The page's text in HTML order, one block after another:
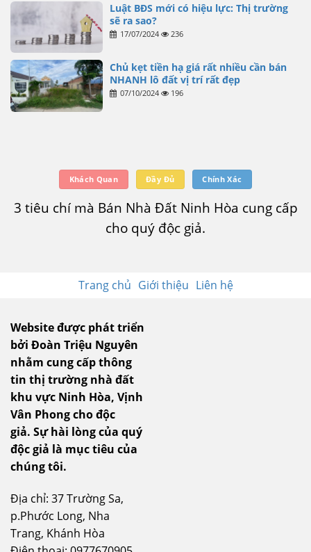
Luật BĐS mới có hiệu lực: Thị trường
sẽ ra sao?
17/07/2024 236
Chủ kẹt tiền hạ giá rất nhiều cần bán
NHANH lô đất vị trí rất đẹp
07/10/2024 196
Khách Quan Đầy Đủ Chính Xác
3 tiêu chí mà Bán Nhà Đất Ninh Hòa cung cấp
cho quý độc giả.
Trang chủ Giới thiệu Liên hệ
Website được phát triển
bởi Đoàn Triệu Nguyên
nhằm cung cấp thông
tin thị trường nhà đất
khu vực Ninh Hòa, Vịnh
Vân Phong cho độc
giả. Sự hài lòng của quý
độc giả là mục tiêu của
chúng tôi.
Địa chỉ: 37 Trường Sa,
p.Phước Long, Nha
Trang, Khánh Hòa